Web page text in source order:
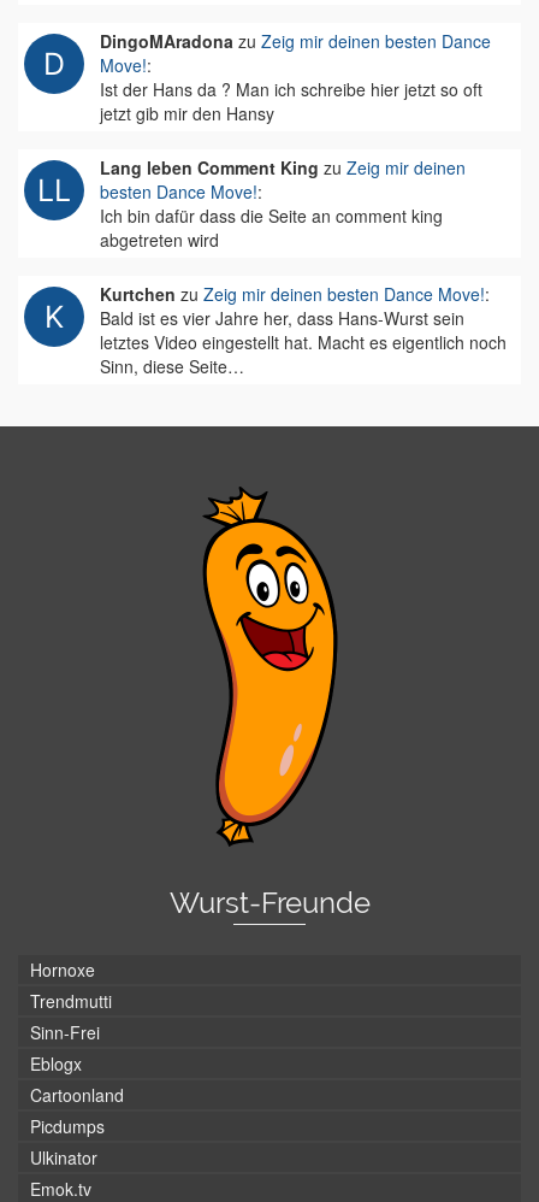
DingoMAradona zu Zeig mir deinen besten Dance
Move!:
Ist der Hans da ? Man ich schreibe hier jetzt so oft
jetzt gib mir den Hansy
Lang leben Comment King zu Zeig mir deinen
besten Dance Move!:
Ich bin dafür dass die Seite an comment king
abgetreten wird
Kurtchen zu Zeig mir deinen besten Dance Move!:
Bald ist es vier Jahre her, dass Hans-Wurst sein
letztes Video eingestellt hat. Macht es eigentlich noch
Sinn, diese Seite…
Wurst-Freunde
Hornoxe
Trendmutti
Sinn-Frei
Eblogx
Cartoonland
Picdumps
Ulkinator
Emok.tv